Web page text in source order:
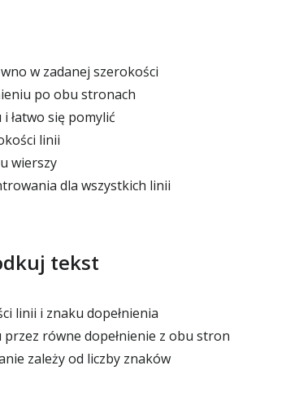
w zadanej szerokości
po obu stronach
łatwo się pomylić
linii
wierszy
dla wszystkich linii
tekst
linii i znaku dopełnienia
równe dopełnienie z obu stron
zależy od liczby znaków